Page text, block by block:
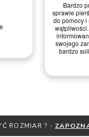
Bardzo
sprawie
do pomocy
swojego
bardzo
ROZMIAR ? -